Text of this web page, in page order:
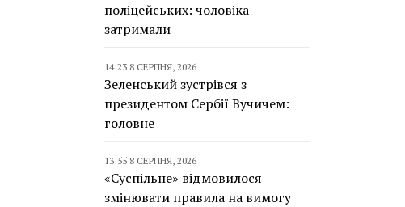
поліцейських: чоловіка
затримали
14:23 8 СЕРПНЯ, 2026
Зеленський зустрівся з
президентом Сербії Вучичем:
головне
13:55 8 СЕРПНЯ, 2026
«Суспільне» відмовилося
змінювати правила на вимогу